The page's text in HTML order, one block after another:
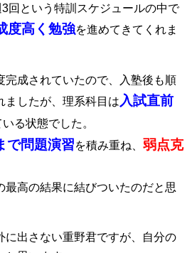
回という特訓スケジュールの中で
度高く勉強を進めてきてくれま
完成されていたので、入塾後も順
ましたが、理系科目は 入試直前
る状態でした。
で問題演習を積み重ね、 弱点克
最高の結果に結びついたのだと思
に出さない重野君ですが、自分の